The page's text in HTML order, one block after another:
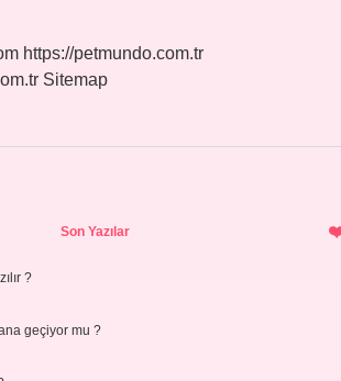
https://petmundo.com.tr
Sitemap
Son Yazılar
?
geçiyor mu ?